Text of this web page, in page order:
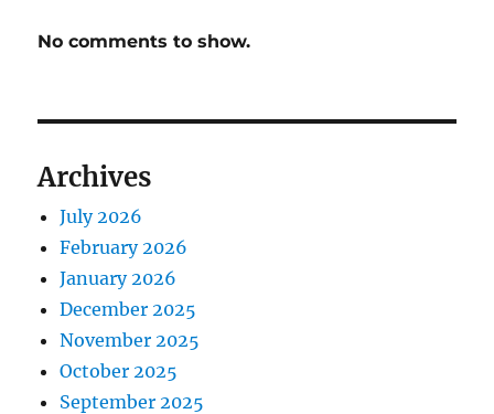
No comments to show.
Archives
July 2026
February 2026
January 2026
December 2025
November 2025
October 2025
September 2025